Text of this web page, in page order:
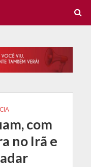
com
no Irã e